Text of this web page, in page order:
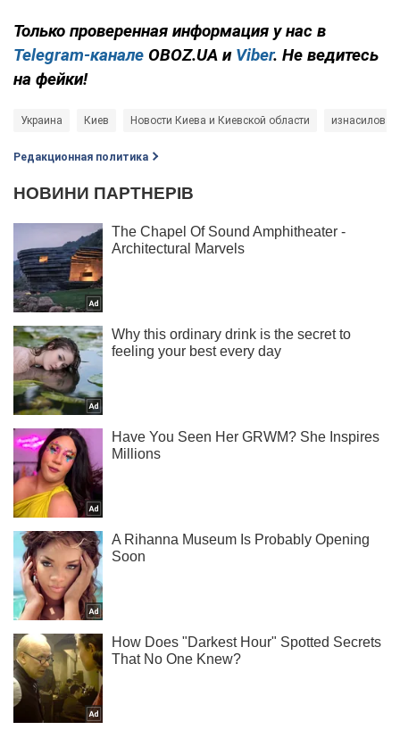
Только проверенная информация у нас в
Telegram-канале OBOZ.UA и Viber. Не ведитесь
на фейки!
Украина Киев Новости Киева и Киевской области
Редакционная политика